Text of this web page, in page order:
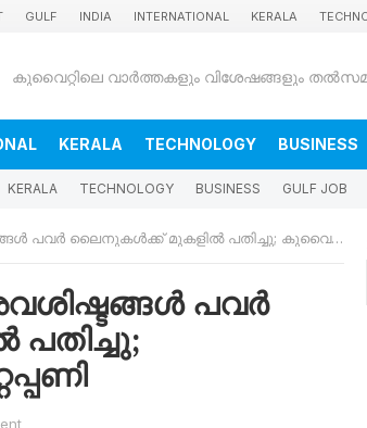
GULF INDIA INTERNATIONAL KERALA
KERALA TECHNOLOGY BUSINESS
KERALA TECHNOLOGY BUSINESS GULF JOB
ലൈനുകൾക്ക് മുകളിൽ പതിച്ചു; കുവൈത്തിൽ അറ്റകുറ്റപ്പണി
പവർ